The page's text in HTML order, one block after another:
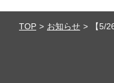
TOP お知らせ 【5/